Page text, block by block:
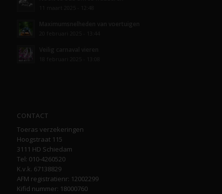
CONTACT
Toeras verzekeringen
Hoogstraat 115
3111 HD Schiedam
Tel: 010-4260520
K.v.k. 67138829
AFM registratienr: 12002299
Kifid nummer: 18000760